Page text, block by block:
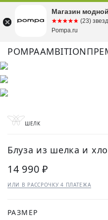
POMPAAMBITION
ШЕЛК
Блуза из шелка и
14 990 ₽
ИЛИ В РАССРОЧКУ 4 ПЛАТЕЖА
РАЗМЕР
Магазин
☆☆☆☆☆
★★★★★ (23)
Pompa.ru